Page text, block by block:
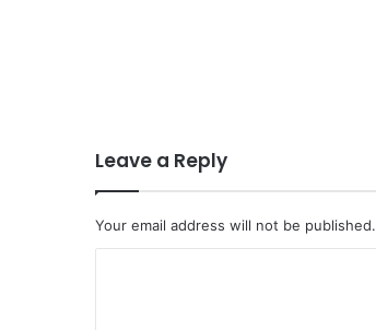
Leave a Reply
Your email address will not be published.